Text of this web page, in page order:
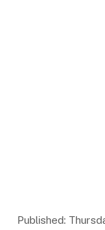
Published: